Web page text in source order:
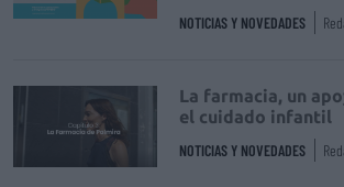
NOTICIAS Y NOVEDADES
La farmacia, un
el cuidado infantil
NOTICIAS Y NOVEDADES